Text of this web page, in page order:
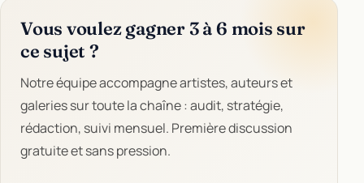
Vous voulez gagner 3 à 6 mois sur
ce sujet ?
Notre équipe accompagne artistes, auteurs et
galeries sur toute la chaîne : audit, stratégie,
rédaction, suivi mensuel. Première discussion
gratuite et sans pression.